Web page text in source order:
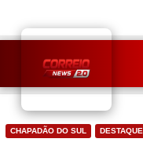
content
CHAPADÃO DO SUL DESTAQUE